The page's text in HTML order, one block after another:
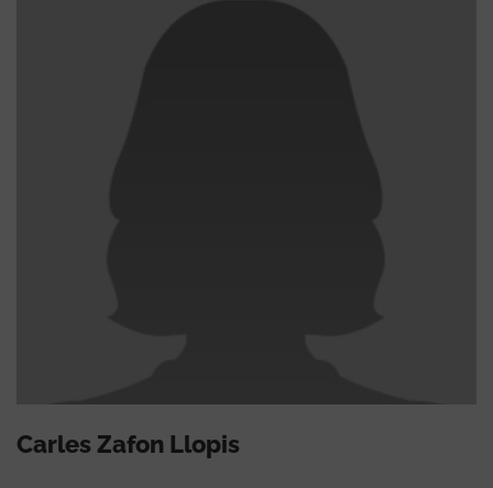
Carles Zafon Llopis